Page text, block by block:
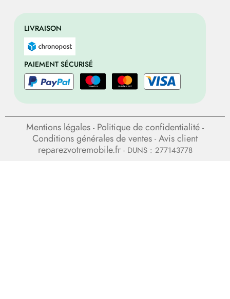
LIVRAISON
PAIEMENT SÉCURISÉ
Mentions légales - Politique de confidentialité -
Conditions générales de ventes - Avis client
reparezvotremobile.fr- DUNS : 277143778